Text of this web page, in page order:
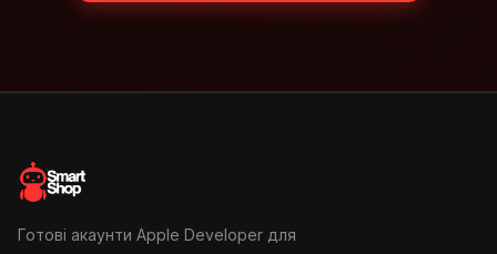
Готові акаунти Apple Developer для